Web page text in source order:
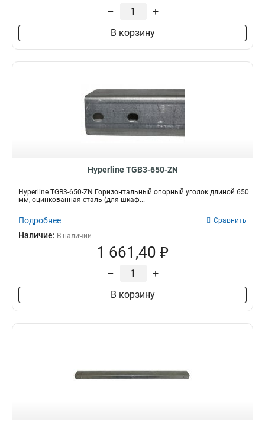
– +
В корзину
Hyperline TGB3-650-ZN
Hyperline TGB3-650-ZN Горизонтальный опорный уголок длиной 650
мм, оцинкованная сталь (для шкаф...
Подробнее Сравнить
Наличие: В наличии
1 661,40 ₽
– +
В корзину